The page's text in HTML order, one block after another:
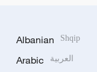
Albanian Shqip
Arabic العربية